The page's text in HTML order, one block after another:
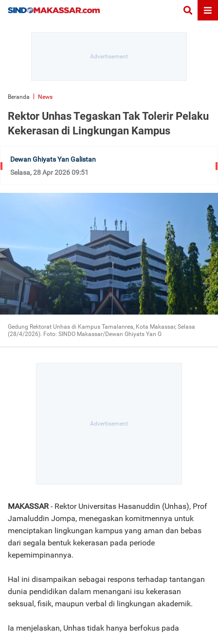
Beranda News
Rektor Unhas Tegaskan Tak Tolerir Pelaku
Kekerasan di Lingkungan Kampus
Dewan Ghiyats Yan Galistan
Selasa, 28 Apr 2026 09:51
Gedung Rektorat Unhas di Kampus Tamalanrea, Kota Makassar, Selasa
(28/4/2026). Foto: SINDO Makassar/Dewan Ghiyats Yan G
MAKASSAR- Rektor Universitas Hasanuddin (Unhas), Prof
Jamaluddin Jompa, menegaskan komitmennya untuk
menciptakan lingkungan kampus yang aman dan bebas
dari segala bentuk kekerasan pada periode
kepemimpinannya.
Hal ini disampaikan sebagai respons terhadap tantangan
dunia pendidikan dalam menangani isu kekerasan
seksual, fisik, maupun verbal di lingkungan akademik.
Ia menjelaskan, Unhas tidak hanya berfokus pada